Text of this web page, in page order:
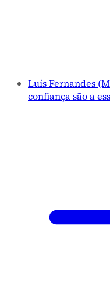
Luís Fernandes
confiança são a